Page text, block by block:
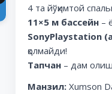
4 та йўқимтой
11×5 м бассейн –
SonyPlaystation
қолмайди!
Тапчан – дам
Манзил: Xumson